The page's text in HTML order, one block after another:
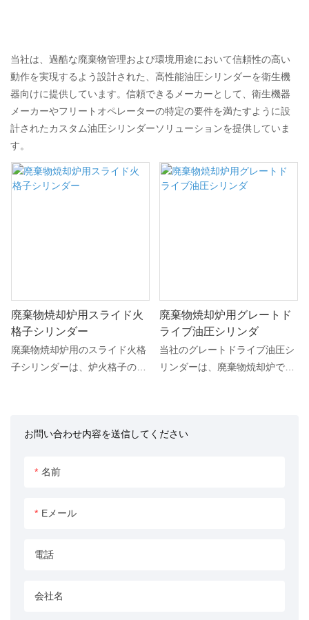
当社は、過酷な廃棄物管理および環境用途において信頼性の高い
動作を実現するよう設計された、高性能油圧シリンダーを衛生機
器向けに提供しています。信頼できるメーカーとして、衛生機器
メーカーやフリートオペレーターの特定の要件を満たすように設
計されたカスタム油圧シリンダーソリューションを提供していま
す。
お問い合わせ内容を送信してください
名前
Eメール
電話
会社名
廃棄物焼却炉用スライド火
格子シリンダー
廃棄物焼却炉用のスライド火格
子シリンダーは、炉火格子の前
な動きを保証することで焼却プ
全な燃焼を促進する上で重要な
廃棄物焼却炉用グレートド
ライブ油圧シリンダ
当社のグレートドライブ油圧シ
リンダーは、廃棄物焼却炉で使
燃焼を保証する上で重要な役割